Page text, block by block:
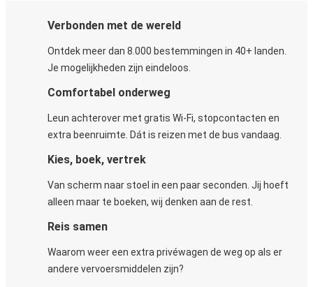
Verbonden met de wereld
Ontdek meer dan 8.000 bestemmingen in 40+ landen.
Je mogelijkheden zijn eindeloos.
Comfortabel onderweg
Leun achterover met gratis Wi-Fi, stopcontacten en
extra beenruimte. Dát is reizen met de bus vandaag.
Kies, boek, vertrek
Van scherm naar stoel in een paar seconden. Jij hoeft
alleen maar te boeken, wij denken aan de rest.
Reis samen
Waarom weer een extra privéwagen de weg op als er
andere vervoersmiddelen zijn?